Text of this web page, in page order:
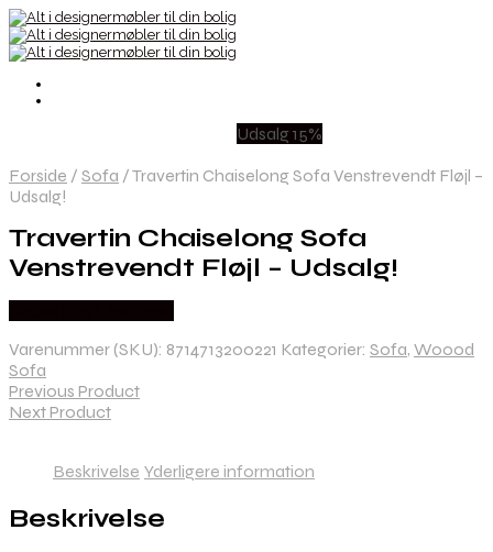
Udsalg 15%
Forside / Sofa /Travertin Chaiselong Sofa Venstrevendt Fløjl –
Udsalg!
Travertin Chaiselong Sofa
Venstrevendt Fløjl – Udsalg!
Varenummer (SKU): 8714713200221 Kategorier: Sofa, Woood
Sofa
Previous Product
Next Product
Beskrivelse Yderligere information
Beskrivelse